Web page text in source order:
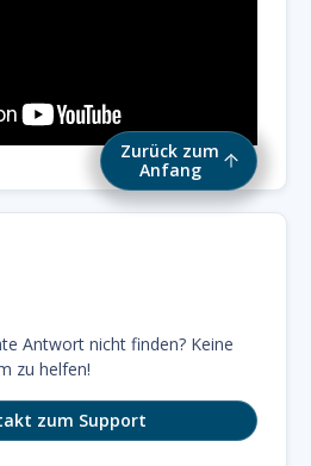
Zurück zum
Anfang
Antwort nicht finden? Keine
zu helfen!
zum Support